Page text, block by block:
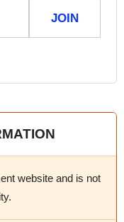
JOIN
website and is not